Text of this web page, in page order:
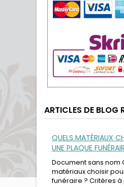
ARTICLES DE BLOG
QUELS MATÉRIAUX
UNE PLAQUE
Document sans nom
matériaux choisir
funéraire ? Critères à